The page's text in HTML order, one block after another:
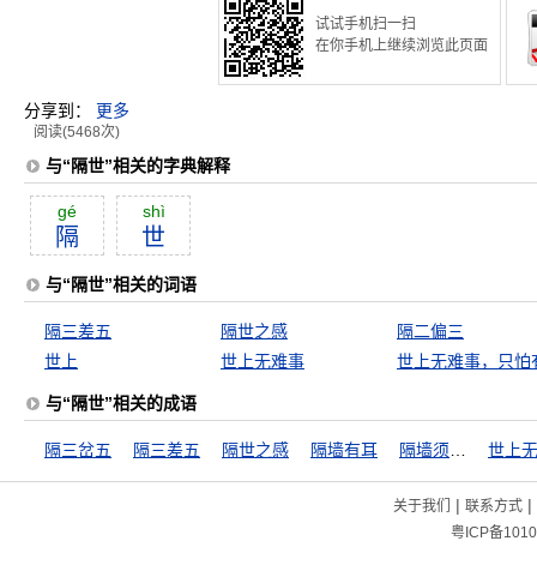
试试手机扫一扫
在你手机上继续浏览此页面
分享到： 更多
阅读(5468次)
与“隔世”相关的字典解释
gé
隔
shì
世
与“隔世”相关的词语
隔三差五 隔世之感
隔二偏三
世上
世上无难事
与“隔世”相关的成语
隔三岔五 隔三差五 隔世之感 隔墙有耳
关于我们 | 联系方式|
粤ICP备